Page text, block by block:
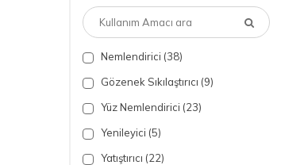
Nemlendirici (38)
Gözenek Sıkılaştırıcı (9)
Yüz Nemlendirici (23)
Yenileyici (5)
Yatıştırıcı (22)